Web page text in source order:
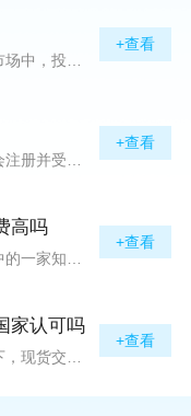
在如今这个复杂多变的金融市场中，投资者对于选择可靠的投资平台显得尤为谨慎。随着各种金融产品的广泛推广，人们越发关注那些涉及重金属买卖、投资的公司及平台，而万洲金业（以下简称“万洲”）正是此类公司之一。本文将从多个角度深入探讨“万洲金业是否合法”这一问题，旨在为广大投资者提供一份详实的参考。万洲金业是一家专注于黄金投资的公司，其业务范畴主要包括黄金交易、投资咨询等。作为金融投资领域的一份子，万洲金业声称其具有强大的行业背景和丰富的交易经验，承诺为客户提供专业的金融产品及服务。对
+查看
+查看
高吗
+查看
家认可吗
+查看